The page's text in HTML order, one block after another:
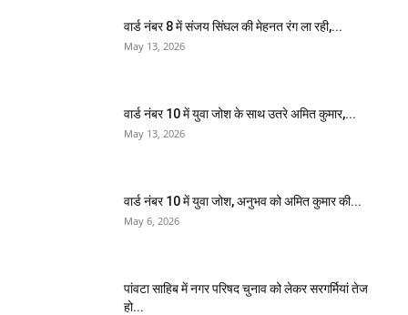
वार्ड नंबर 8 में संजय सिंघल की मेहनत रंग ला रही,...
May 13, 2026
वार्ड नंबर 10 में युवा जोश के साथ उतरे अमित कुमार,...
May 13, 2026
वार्ड नंबर 10 में युवा जोश, अनुभव को अमित कुमार की...
May 6, 2026
पांवटा साहिब में नगर परिषद चुनाव को लेकर सरगर्मियां तेज
हो...